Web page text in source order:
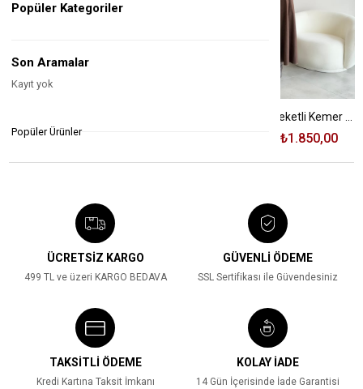
%55 ₺4.750,00
Kahve Renk Mini Ceketli Kemer Detaylı Elbise
₺1.850,00
ÜCRETSİZ KARGO
499 TL ve üzeri KARGO BEDAVA
GÜVENLİ ÖDEME
SSL Sertifikası ile Güvendesiniz
TAKSİTLİ ÖDEME
Kredi Kartına Taksit İmkanı
KOLAY İADE
14 Gün İçerisinde İade Garantisi
Popüler Kategoriler
Son Aramalar
Kayıt yok
Popüler Ürünler